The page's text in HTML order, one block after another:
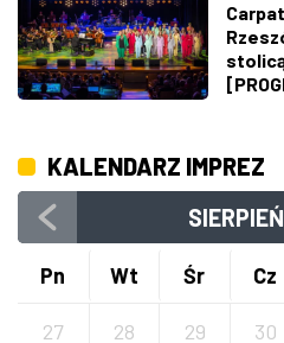
KALENDARZ IMPREZ
SIERPIEŃ
Pn Wt Śr Cz
27 28 29 30